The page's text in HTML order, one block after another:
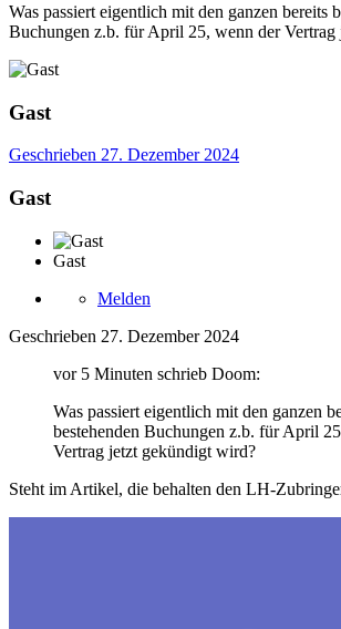
Was passiert eigentlich mit den ganzen bereits
Buchungen z.b. für April 25, wenn der
Gast
Geschrieben 27. Dezember 2024
Gast
Gast
Melden
Geschrieben 27. Dezember 2024
vor 5 Minuten schrieb Doom:
Was passiert eigentlich mit den ganzen
bestehenden Buchungen z.b. für April
Vertrag jetzt gekündigt wird?
Steht im Artikel, die behalten den LH-